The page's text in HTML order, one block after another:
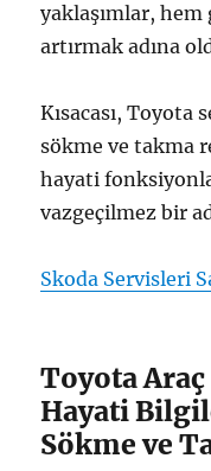
yaklaşımlar,
artırmak adına
Kısacası,
sökme ve takma
hayati
vazgeçilmez bir
Skoda Servisleri
Toyota
Hayati
Sökme ve